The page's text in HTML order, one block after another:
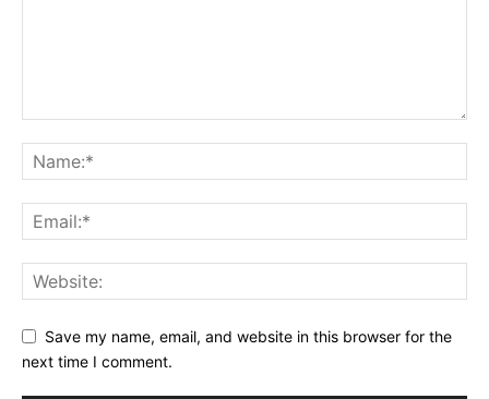
Save my name, email, and website in this browser for the
next time I comment.